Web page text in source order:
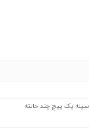
یک پیچ چند حالته